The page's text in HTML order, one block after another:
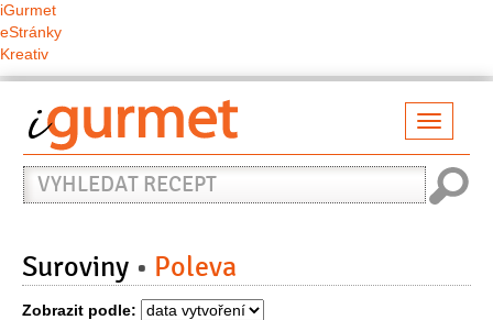
iGurmet
eStránky
Kreativ
Vyhledat
recept
Suroviny Poleva
Zobrazit podle: